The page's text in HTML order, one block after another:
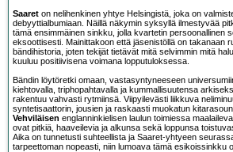
Saaret on nelihenkinen yhtye Helsingistä, joka on
debyyttialbumiaan. Näillä näkymin syksyllä ilmestyvää
tämä ensimmäinen sinkku, jolla kvartetin persoonallinen
eksoottisesti. Mainittakoon että jäsenistöllä on takanaan
bändihistoria, joten tekijät tietävät mitä selvimmin mitä
kuuluu positiivisena voimana lopputuloksessa.
Bändin löytöretki omaan, vastasyntyneeseen
kiehtovalla, triphopahtavalla ja kummallisuutensa
rakentuu vahvasti rytmiinsä. Viipyilevästi liikkuva
syntetisaattorin, jousien ja raskaasti muokatun
Vehviläisen englanninkielisen laulun toimiessa
ovat pitkiä, haaveilevia ja alkunsa sekä loppunsa
Aika on tunnetusti suhteellista ja Saaret-yhtyeen
tarpeettoman nopeasti, niin lumoava tämä esikoissinkku